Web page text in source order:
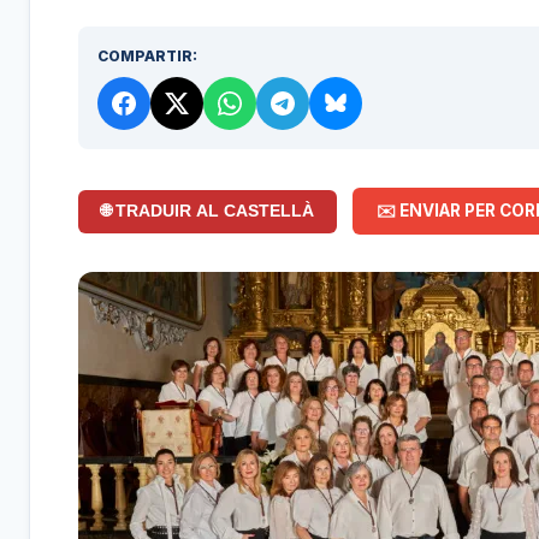
COMPARTIR:
🌐 TRADUIR AL CASTELLÀ ✉️ ENVIAR PER